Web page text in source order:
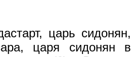
царь сидонян,
царя сидонян в